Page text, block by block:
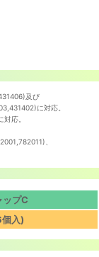
及び
に対応。
応。
、
ップC
入)